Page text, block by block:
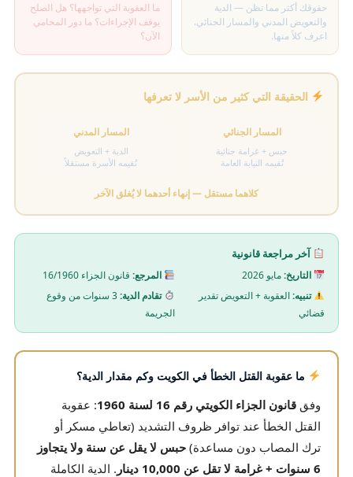
حقوقك أكثر مما تظن — الدية
والتعويض المدني والمسار الجنائي.
اعرف كلاً منها.
ما العقوبة التي تواجهها؟ هل الصلح
يوقف الإجراءات؟ ما دور المحامي
الآن؟
الحقيقة التي كثير من الأسر لا تعرفها
المسار الجنائي
حبس + غرامة جنائية
تُقيمه النيابة العامة
المسار المدني
الدية + التعويض
تُقيمه الأسرة مستقلاً
كلاهما مستقل — إنهاء أحدهما لا يُغلق الآخر
آخر مراجعة قانونية
التاريخ:مايو 2026 المرجع:قانون الجزاء 16/1960
تنبيه:العقوبة + التعويض تقدير
قضائي
تقادم الدية: 3 سنوات من وقوع
الجريمة
ما عقوبة القتل الخطأ في الكويت وكم مقدار الدية؟
وفققانون الجزاء الكويتي رقم 16 لسنة 1960
: عقوبة
القتل الخطأ عند توافر ظروف التشديد (تعاطي مسكر أو
ترك المصاب دون مساعدة)حبس لا يقل عن سنة ولا يتجاوز
6 سنوات + غرامة لا تقل عن 10,000 دينار
. الدية الكاملة